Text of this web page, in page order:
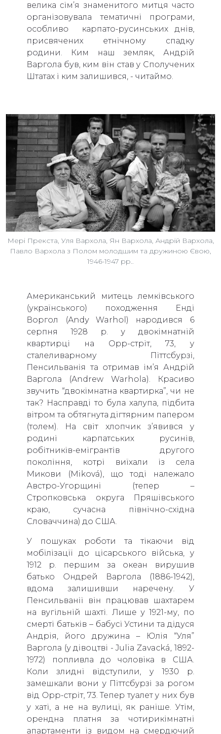
велика сім’я знаменитого митця часто
організовувала тематичні програми,
особливо карпато-русинських днів,
присвячених етнічному спадку
родини. Ким наш земляк, Андрій
Варгола був, ким він став у Сполучених
Штатах і ким залишився, - читаймо.
Мері Прекста, Уля Вархола, Ян Вархола, Андрій Вархола,
Павло Вархола з Полом молодшим та дружиною Євою,
1946-1947 рр..
Американський митець лемківського
(українського) походження Енді
Воргол (Andy Warhol) народився 6
серпня 1928 р. у двокімнатній
квартирці на Орр-стріт, 73, у
сталеливарному Піттсбурзі,
Пенсильванія та отримав ім’я Андрій
Варгола (Andrew Warhola). Красиво
звучить “двокімнатна квартирка”, чи не
так? Насправді то була халупа, підбита
вітром та обтягнута дігтярним папером
(толем). На світ хлопчик з’явився у
родині карпатських русинів,
робітників-емігрантів другого
покоління, котрі виїхали із села
Микови (Miková), що тоді належало
Австро-Угорщині (тепер –
Стропковська округа Пряшівського
краю, сучасна північно-східна
Словаччина) до США.
У пошуках роботи та тікаючи від
мобілізації до цісарського війська, у
1912 р. першим за океан вирушив
батько Ондрей Варгола (1886-1942),
вдома залишивши наречену. У
Пенсильванії він працював шахтарем
на вугільній шахті. Лише у 1921-му, по
смерті батьків – бабусі Устини та дідуся
Андрія, його дружина – Юлія “Уля”
Варгола (у дівоцтві - Julia Zavacká, 1892-
1972) попливла до чоловіка в США.
Коли злидні відступили, у 1930 р.
замешкали вони у Піттсбурзі за рогом
від Орр-стріт, 73. Тепер туалет у них був
у хаті, а не на вулиці, як раніше. Утім,
орендна платня за чотирикімнатні
апартаменти із видом на смердючий